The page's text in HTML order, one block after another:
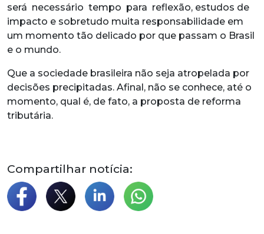
será necessário tempo para reflexão, estudos de
impacto e sobretudo muita responsabilidade em
um momento tão delicado por que passam o Brasil
e o mundo.
Que a sociedade brasileira não seja atropelada por
decisões precipitadas. Afinal, não se conhece, até o
momento, qual é, de fato, a proposta de reforma
tributária.
Compartilhar notícia: